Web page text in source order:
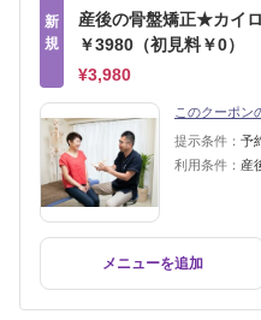
新
規
産後の骨盤矯正★カイ
￥3980（初見料￥0）
¥3,980
このクーポン
提示条件： 予
利用条件： 産
メニューを追加